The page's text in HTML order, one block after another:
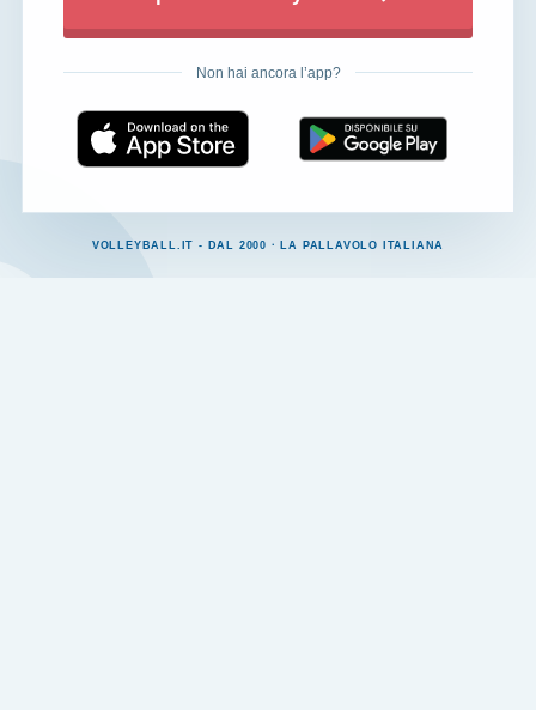
Non hai ancora l’app?
VOLLEYBALL.IT - DAL 2000 · LA PALLAVOLO ITALIANA